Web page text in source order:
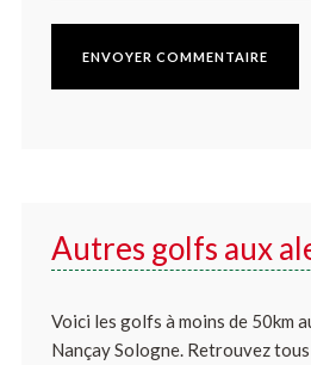
Autres golfs aux
Voici les golfs à moins de 50km
Nançay Sologne. Retrouvez